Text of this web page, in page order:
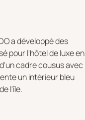
a développé des
pour l'hôtel de luxe en
cadre cousus avec
un intérieur bleu
l'île.